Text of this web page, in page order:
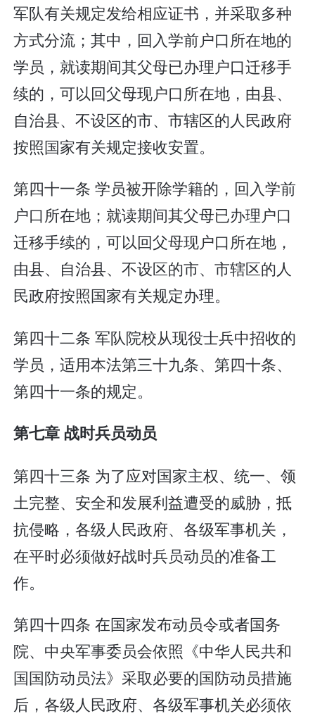
军队有关规定发给相应证书，并采取多种
方式分流；其中，回入学前户口所在地的
学员，就读期间其父母已办理户口迁移手
续的，可以回父母现户口所在地，由县、
自治县、不设区的市、市辖区的人民政府
按照国家有关规定接收安置。
第四十一条 学员被开除学籍的，回入学前
户口所在地；就读期间其父母已办理户口
迁移手续的，可以回父母现户口所在地，
由县、自治县、不设区的市、市辖区的人
民政府按照国家有关规定办理。
第四十二条 军队院校从现役士兵中招收的
学员，适用本法第三十九条、第四十条、
第四十一条的规定。
第七章 战时兵员动员
第四十三条 为了应对国家主权、统一、领
土完整、安全和发展利益遭受的威胁，抵
抗侵略，各级人民政府、各级军事机关，
在平时必须做好战时兵员动员的准备工
作。
第四十四条 在国家发布动员令或者国务
院、中央军事委员会依照《中华人民共和
国国防动员法》采取必要的国防动员措施
后，各级人民政府、各级军事机关必须依